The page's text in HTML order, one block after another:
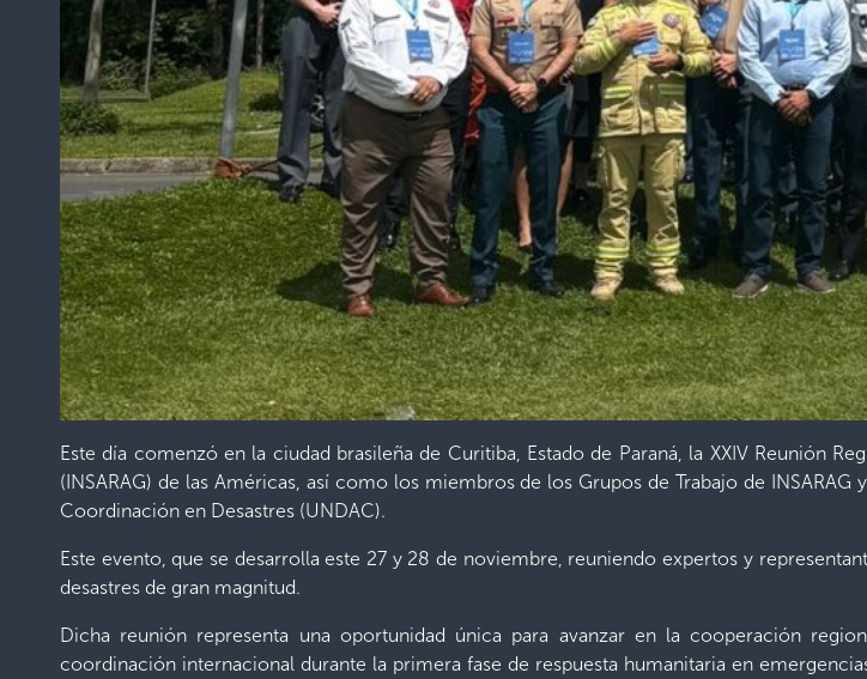
Este día comenzó en la ciudad brasileña de Curitiba, Estado de Paraná, la XXIV Reunión
(INSARAG) de las Américas, así como los miembros de los Grupos de Trabajo de
Coordinación en Desastres (UNDAC).
Este evento, que se desarrolla este 27 y 28 de noviembre, reuniendo expertos y
desastres de gran magnitud.
Dicha reunión representa una oportunidad única para avanzar en la cooperación
coordinación internacional durante la primera fase de respuesta humanitaria en